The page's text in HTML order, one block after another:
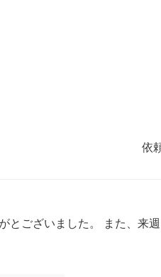
依
とございました。 また、来